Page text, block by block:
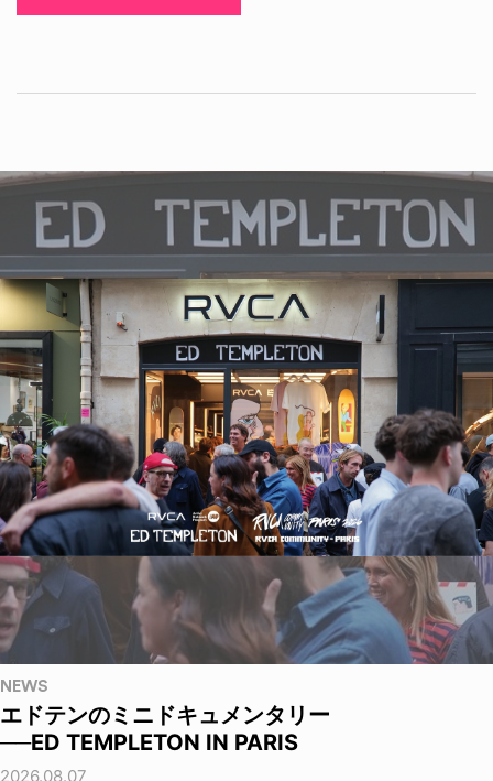
NEWS
エドテンのミニドキュメンタリー
──ED TEMPLETON IN PARIS
2026.08.07